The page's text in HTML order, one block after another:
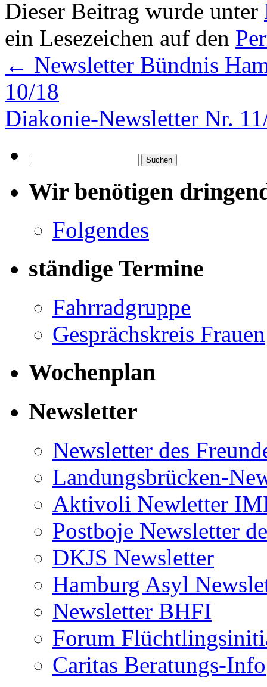
Dieser Beitrag wurde unter
ein Lesezeichen auf den
← Newsletter Bündnis
10/18
Diakonie-Newsletter Nr.
nach:
Wir benötigen
Folgendes
ständige Termine
Fahrradgruppe
Gesprächskreis Frauen
Wochenplan
Newsletter
Newsletter des
Landungsbrücken-
Aktivoli Newletter
Postboje Newsletter
DKJS Newsletter
Hamburg Asyl
Newsletter BHFI
Forum
Caritas Beratungs-Info